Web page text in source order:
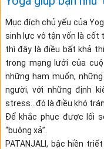
Mục đích chủ yếu của
sinh lực vô tận vốn là cốt
thì đây là điều bất khả
trong mạng lưới của
những ham muốn,
người, với những định
stress…đó là điều khó
Để khắc phục được lối
“buông xả”.
PATANJALI, bậc hiền